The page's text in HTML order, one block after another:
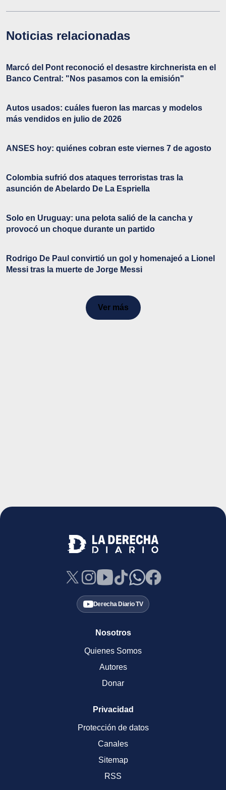
Noticias relacionadas
Marcó del Pont reconoció el desastre kirchnerista en el
Banco Central: "Nos pasamos con la emisión"
Autos usados: cuáles fueron las marcas y modelos
más vendidos en julio de 2026
ANSES hoy: quiénes cobran este viernes 7 de agosto
Colombia sufrió dos ataques terroristas tras la
asunción de Abelardo De La Espriella
Solo en Uruguay: una pelota salió de la cancha y
provocó un choque durante un partido
Rodrigo De Paul convirtió un gol y homenajeó a Lionel
Messi tras la muerte de Jorge Messi
Ver más
Derecha Diario TV
Nosotros
Quienes Somos
Autores
Donar
Privacidad
Protección de datos
Canales
Sitemap
RSS